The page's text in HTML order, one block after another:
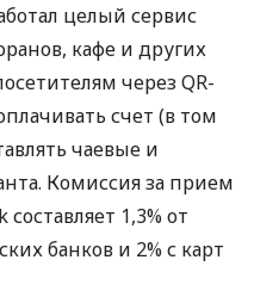
целый сервис
кафе и других
через QR-
счет (в том
чаевые и
Комиссия за прием
1,3% от
банков и 2% с карт